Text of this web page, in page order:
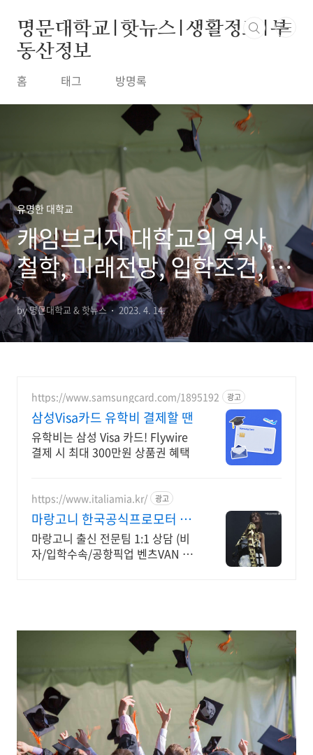
명문대학교|핫뉴스|생활정보|부
동산정보
홈 태그 방명록
유명한 대학교
캐임브리지 대학교의 역사,
철학, 미래전망, 입학조건, 교
환학생, 학비, 장학제도
by 명문대학교 & 핫뉴스 2023. 4. 14.
https://www.samsungcard.com/1895192 광고
삼성Visa카드 유학비 결제할 땐
유학비는 삼성 Visa 카드! Flywire
결제 시 최대 300만원 상품권 혜택
https://www.italiamia.kr/ 광고
마랑고니 한국공식프로모터 마
랑고니 출신 전문팀 코칭
마랑고니 출신 전문팀 1:1 상담 (비
자/입학수속/공항픽업 벤츠VAN 무